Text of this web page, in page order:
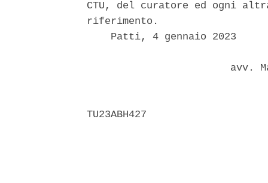
CTU, del curatore ed ogni
riferimento.
    Patti, 4 gennaio 2023
avv.